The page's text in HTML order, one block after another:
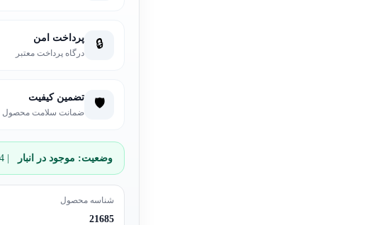
🔒 پرداخت امن
درگاه پرداخت معتبر
🛡️ تضمین کیفیت
ضمانت سلامت محصول
وضعیت: موجود در انبار
شناسه محصول
21685